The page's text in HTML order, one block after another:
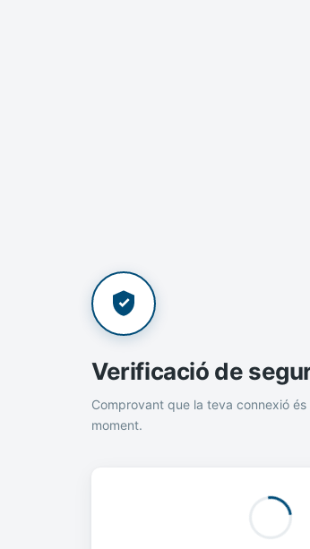
Verificació de
Comprovant que la teva connexió és
moment.